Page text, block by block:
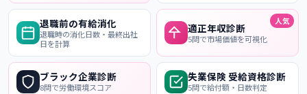
退職前の有給消化
退職時の消化日数・最終出社
日を計算
適正年収診断
5問で市場価値を可視化
人気
ブラック企業診断
8問で労働環境スコア
失業保険 受給資格診断
5問で給付額・日数判定